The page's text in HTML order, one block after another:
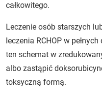
całkowitego.
Leczenie osób starszych
leczenia RCHOP w
ten schemat w
albo zastąpić
toksyczną formą.